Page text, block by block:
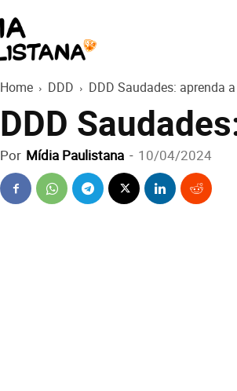
Paulistana
Home DDD DDD Saudades: aprenda
DDD
Por Mídia Paulistana - 10/04/2024